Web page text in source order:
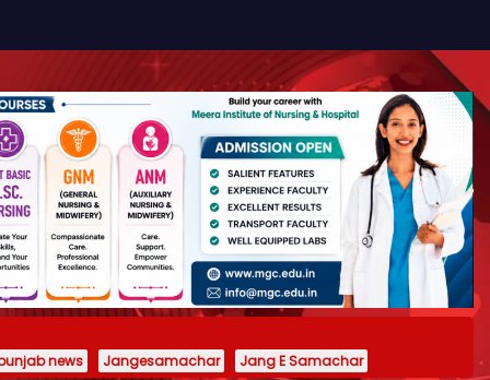
news Jangesamachar Jang E Samachar